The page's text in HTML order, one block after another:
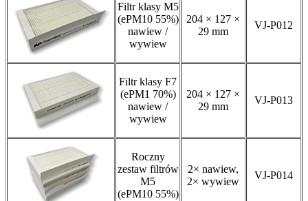
Filtr klasy M5
(ePM10 55%)
nawiew /
wywiew
204 × 127 ×
29 mm
VJ-P012
Filtr klasy F7
(ePM1 70%)
nawiew /
wywiew
204 × 127 ×
29 mm
VJ-P013
Roczny
zestaw filtrów
M5
(ePM10 55%)
2× nawiew,
2× wywiew
VJ-P014